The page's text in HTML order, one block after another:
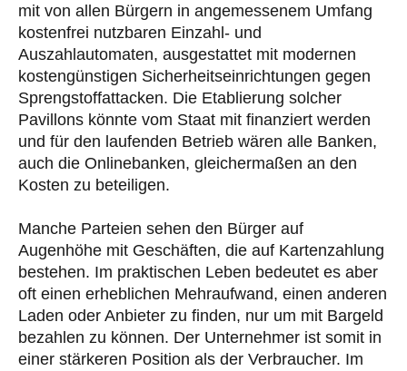
mit von allen Bürgern in angemessenem Umfang
kostenfrei nutzbaren Einzahl- und
Auszahlautomaten, ausgestattet mit modernen
kostengünstigen Sicherheitseinrichtungen gegen
Sprengstoffattacken. Die Etablierung solcher
Pavillons könnte vom Staat mit finanziert werden
und für den laufenden Betrieb wären alle Banken,
auch die Onlinebanken, gleichermaßen an den
Kosten zu beteiligen.
Manche Parteien sehen den Bürger auf
Augenhöhe mit Geschäften, die auf Kartenzahlung
bestehen. Im praktischen Leben bedeutet es aber
oft einen erheblichen Mehraufwand, einen anderen
Laden oder Anbieter zu finden, nur um mit Bargeld
bezahlen zu können. Der Unternehmer ist somit in
einer stärkeren Position als der Verbraucher. Im